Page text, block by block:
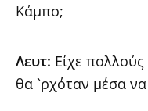
Κάμπο;
Λευτ: Είχε
θα `ρχόταν μέσα να